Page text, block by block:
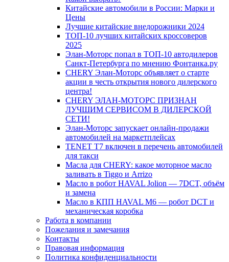
Китайские автомобили в России: Марки и
Цены
Лучшие китайские внедорожники 2024
ТОП-10 лучших китайских кроссоверов
2025
Элан-Моторс попал в ТОП-10 автодилеров
Санкт-Петербурга по мнению Фонтанка.ру
CHERY Элан-Моторс объявляет о старте
акции в честь открытия нового дилерского
центра!
CHERY ЭЛАН-МОТОРС ПРИЗНАН
ЛУЧШИМ СЕРВИСОМ В ДИЛЕРСКОЙ
СЕТИ!
Элан-Моторс запускает онлайн-продажи
автомобилей на маркетплейсах
TENET T7 включен в перечень автомобилей
для такси
Масла для CHERY: какое моторное масло
заливать в Tiggo и Arrizo
Масло в робот HAVAL Jolion — 7DCT, объём
и замена
Масло в КПП HAVAL M6 — робот DCT и
механическая коробка
Работа в компании
Пожелания и замечания
Контакты
Правовая информация
Политика конфиденциальности